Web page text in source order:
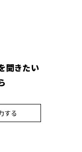
聞きたい
する